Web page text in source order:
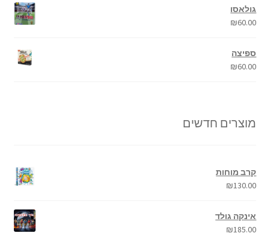
גולאסו
₪60.00
ספיצה
₪60.00
מוצרים חדשים
קרב מוחות
₪130.00
אינקה גולד
₪185.00